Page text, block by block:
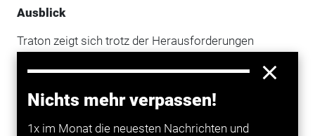
Nichts mehr verpassen!
1x im Monat die neuesten Nachrichten und
Ausblick
Traton zeigt sich trotz der Herausforderungen
Renditespanne zu erreichen. Dies unterstreicht die
Widerstandsfähigkeit des Unternehmens in einem